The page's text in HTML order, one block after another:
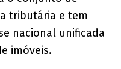
tributária e tem
nacional unificada
imóveis.